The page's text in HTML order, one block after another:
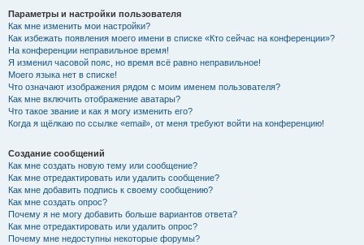
Параметры и настройки пользователя
Как мне изменить мои настройки?
Как избежать появления моего имени в списке «Кто сейчас на конференции»?
На конференции неправильное время!
Я изменил часовой пояс, но время всё равно неправильное!
Моего языка нет в списке!
Что означают изображения рядом с моим именем пользователя?
Как мне включить отображение аватары?
Что такое звание и как я могу изменить его?
Когда я щёлкаю по ссылке «email», от меня требуют войти на конференцию!
Создание сообщений
Как мне создать новую тему или сообщение?
Как мне отредактировать или удалить сообщение?
Как мне добавить подпись к своему сообщению?
Как мне создать опрос?
Почему я не могу добавить больше вариантов ответа?
Как мне отредактировать или удалить опрос?
Почему мне недоступны некоторые форумы?